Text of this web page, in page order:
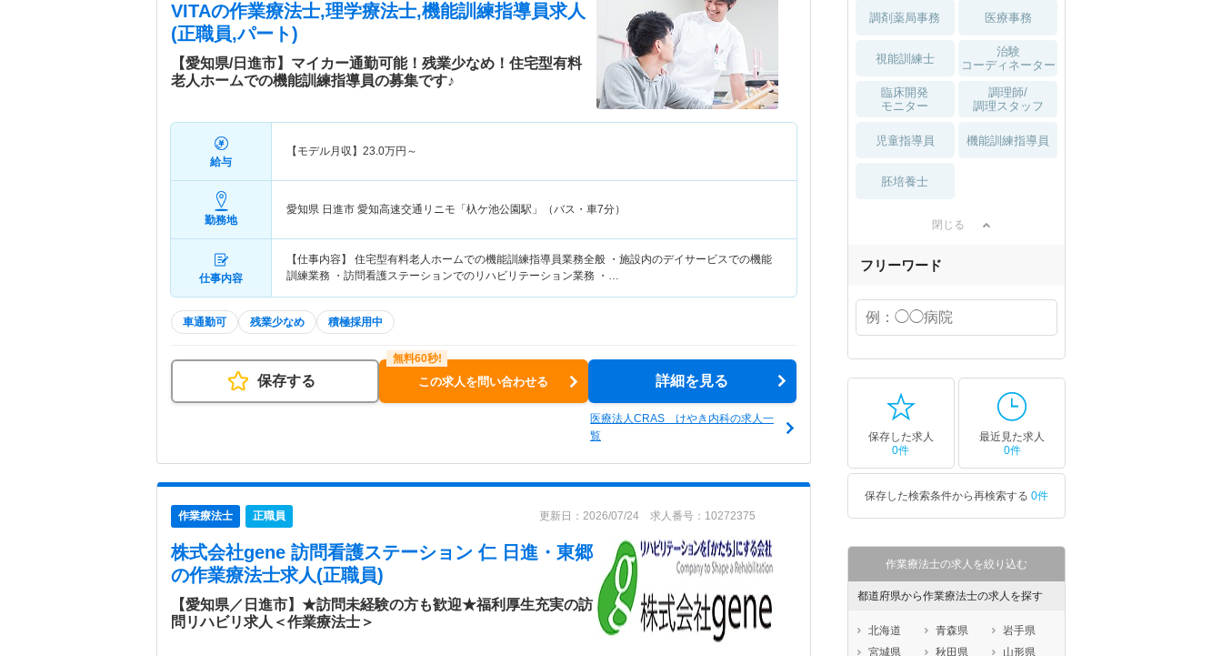
VITAの作業療法士,理学療法士,機能訓練指導員求人
(正職員,パート)
【愛知県/日進市】マイカー通勤可能！残業少なめ！住宅型有料
老人ホームでの機能訓練指導員の募集です♪
給与
【モデル月収】 23.0万円～
勤務地
愛知県 日進市 愛知高速交通リニモ「杁ケ池公園駅」（バス・車7分）
仕事内容
【仕事内容】 住宅型有料老人ホームでの機能訓練指導員業務全般 ・施設内のデイサービスでの機能
訓練業務 ・訪問看護ステーションでのリハビリテーション業務 ・…
車通勤可 残業少なめ 積極採用中
保存する この求人を問い合わせる 詳細を見る
医療法人CRAS けやき内科の求人一
覧
作業療法士 正職員 更新日：2026/07/24 求人番号：10272375
株式会社gene 訪問看護ステーション 仁 日進・東郷
の作業療法士求人(正職員)
【愛知県／日進市】★訪問未経験の方も歓迎★福利厚生充実の訪
問リハビリ求人＜作業療法士＞
調剤薬局事務 医療事務
視能訓練士
治験
コーディネーター
臨床開発
モニター
調理師/
調理スタッフ
児童指導員 機能訓練指導員
胚培養士
閉じる
フリーワード
保存した求人
0件
最近見た求人
0件
保存した検索条件から再検索する 0件
作業療法士の求人を絞り込む
都道府県から作業療法士の求人を探す
北海道 青森県
岩手県
宮城県
秋田県
山形県